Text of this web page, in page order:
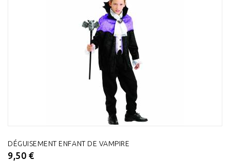
DÉGUISEMENT ENFANT DE VAMPIRE
9,50 €